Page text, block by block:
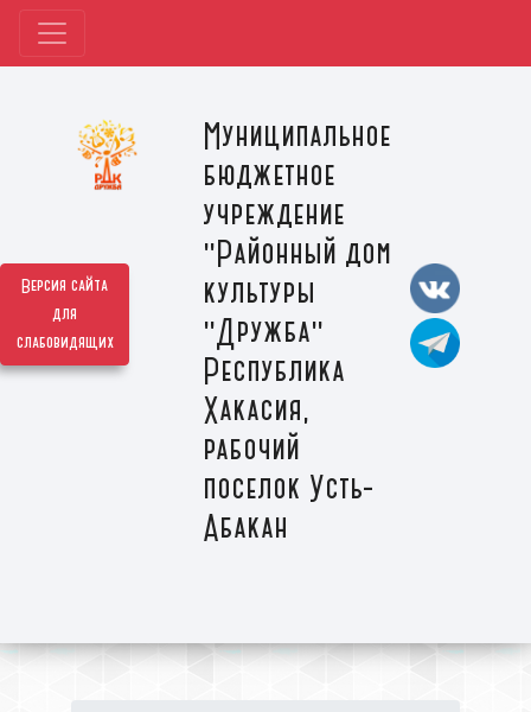
Версия сайта
для
слабовидящих
Муниципальное
бюджетное
учреждение
"Районный дом
культуры
"Дружба"
Республика
Хакасия,
рабочий
поселок Усть-
Абакан